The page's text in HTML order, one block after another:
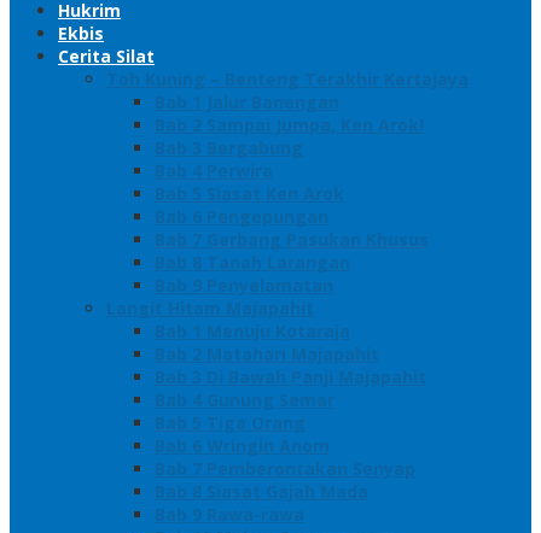
Hukrim
Ekbis
Cerita Silat
Toh Kuning – Benteng Terakhir Kertajaya
Bab 1 Jalur Banengan
Bab 2 Sampai Jumpa, Ken Arok!
Bab 3 Bergabung
Bab 4 Perwira
Bab 5 Siasat Ken Arok
Bab 6 Pengepungan
Bab 7 Gerbang Pasukan Khusus
Bab 8 Tanah Larangan
Bab 9 Penyelamatan
Langit Hitam Majapahit
Bab 1 Menuju Kotaraja
Bab 2 Matahari Majapahit
Bab 3 Di Bawah Panji Majapahit
Bab 4 Gunung Semar
Bab 5 Tiga Orang
Bab 6 Wringin Anom
Bab 7 Pemberontakan Senyap
Bab 8 Siasat Gajah Mada
Bab 9 Rawa-rawa